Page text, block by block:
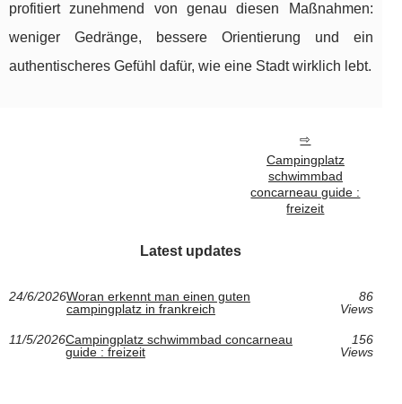
profitiert zunehmend von genau diesen Maßnahmen:
weniger Gedränge, bessere Orientierung und ein
authentischeres Gefühl dafür, wie eine Stadt wirklich lebt.
Campingplatz
schwimmbad
concarneau guide :
freizeit
Latest updates
24/6/2026Woran erkennt man einen guten
campingplatz in frankreich
86
Views
11/5/2026Campingplatz schwimmbad concarneau
guide : freizeit
156
Views